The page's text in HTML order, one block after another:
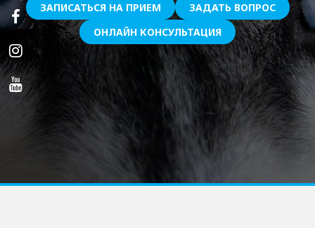
ЗАПИСАТЬСЯ НА ПРИЕМ
ЗАДАТЬ ВОПРОС
ОНЛАЙН КОНСУЛЬТАЦИЯ